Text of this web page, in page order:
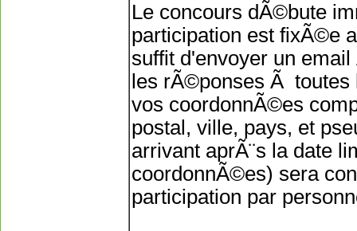
Le concours dÃ©bute
participation est fixÃ©e
suffit d'envoyer un
les rÃ©ponses Ã toutes
vos coordonnÃ©es
postal, ville, pays, et
arrivant aprÃ¨s la date
coordonnÃ©es) sera
participation par